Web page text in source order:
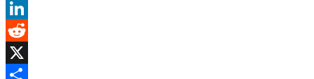
Pinterest
LinkedIn
Reddit
X